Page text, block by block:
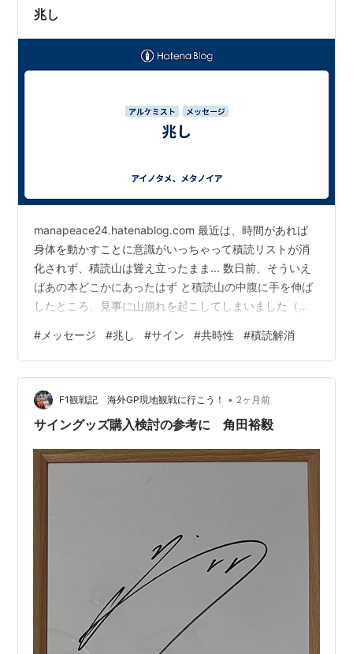
兆し
manapeace24.hatenablog.com 最近は、時間があれば
身体を動かすことに意識がいっちゃって積読リストが消
化されず、積読山は聳え立ったまま... 数日前、そういえ
ばあの本どこかにあったはず と積読山の中腹に手を伸ば
したところ、見事に山崩れを起こしてしまいました（雑
目に止まり最初のページに目を通したんだけど二段落目
の書き出しに、いきなり カラスは幸運のサインであると
いう文章が目に飛び込んできた ... おやおや？クロ子（仮
名）とカー子（仮名：クロ子のツレ）よ、君たちは幸運
を運んでくる使者だったのかい？ 本日は生憎の雨で、お
# メッセージ #兆し #サイン #共時性 #積読解消
F1観戦記 海外GP現地観戦に行こう！ • 2ヶ月前
サイングッズ購入検討の参考に 角田裕毅